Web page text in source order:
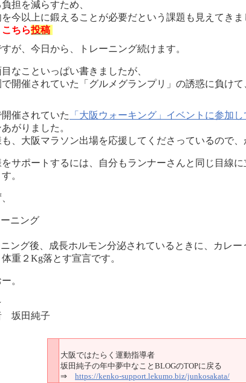
担を減らすため、
今以上に鍛えることが必要だという課題も見えてきま
ちら投稿
が、今日から、トレーニング続けます。
なこといっぱい書きましたが、
開催されていた「グルメグランプリ」の誘惑に負け
催されていた
「大阪ウォーキング」イベントに参加
がりました。
、大阪マラソン出場を応援してくださっているので、
サポートするには、自分もランナーさんと同じ目線に
。
ニング
ング後、成長ホルモン分泌されているときに、カレ
重２Kg落とす宣言です。
。
坂田純子
大阪ではたらく運動指導者
坂田純子の年中夢中なことBLOGのTOPに戻る
⇒ https://kenko-support.lekumo.biz/junkosakata/